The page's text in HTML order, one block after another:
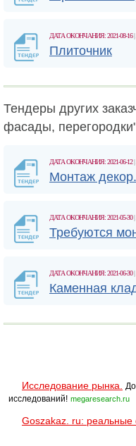
ДАТА ОКОНЧАНИЯ: 2021-08-16
Плиточник
Тендеры других
фасады,
ДАТА ОКОНЧАНИЯ: 2021-06-12
Монтаж
ДАТА ОКОНЧАНИЯ: 2021-05-30
Требуются
ДАТА ОКОНЧАНИЯ: 2021-06-30
Каменная
Исследование рынка.
исследований! megaresearch.ru
Goszakaz. ru: реальные